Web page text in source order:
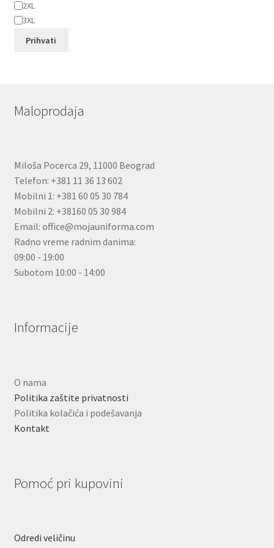
2XL
3XL
Prihvati
Maloprodaja
Miloša Pocerca 29, 11000 Beograd
Telefon: +381 11 36 13 602
Mobilni 1: +381 60 05 30 784
Mobilni 2: +38160 05 30 984
Email: office@mojauniforma.com
Radno vreme radnim danima:
09:00 - 19:00
Subotom 10:00 - 14:00
Informacije
O nama
Politika zaštite privatnosti
Politika kolačića i podešavanja
Kontakt
Pomoć pri kupovini
Odredi veličinu